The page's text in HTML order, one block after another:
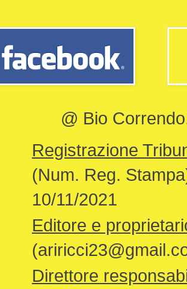
@ Bio
Registrazione
(Num. Reg.
10/11/2021
Editore e
Direttore